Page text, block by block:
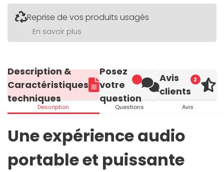
Reprise de vos produits usagés
En savoir plus
Description &
Caractéristiques
techniques
Description
Posez
votre
question
Questions
2
Avis
clients
Avis
Une expérience audio
portable et puissante